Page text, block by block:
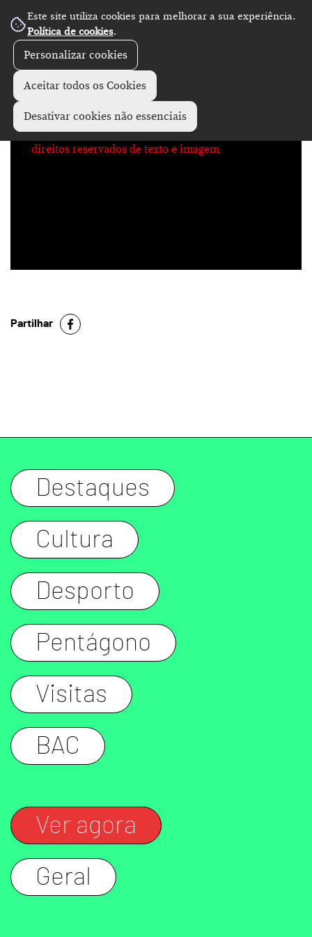
Este site utiliza cookies para melhorar a sua experiência.
Política de cookies.
Personalizar cookies
Aceitar todos os Cookies
Desativar cookies não essenciais
No Record
direitos reservados de texto e imagem
Partilhar
Destaques
Cultura
Desporto
Pentágono
Visitas
BAC
Ver agora
Geral